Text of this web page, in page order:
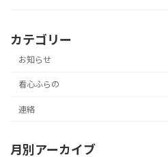
カテゴリー
お知らせ
看心ふらの
連絡
月別アーカイブ